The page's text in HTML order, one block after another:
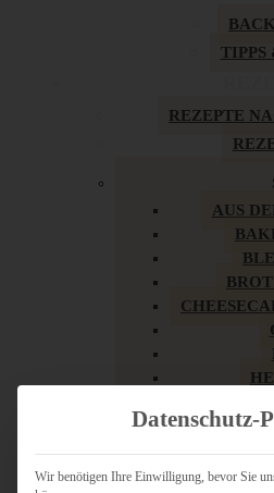
TIPPS
REZEPTE
AUS
LOW
MY
Datenschutz-
Wir benötigen Ihre Einwilligung, bevor Sie